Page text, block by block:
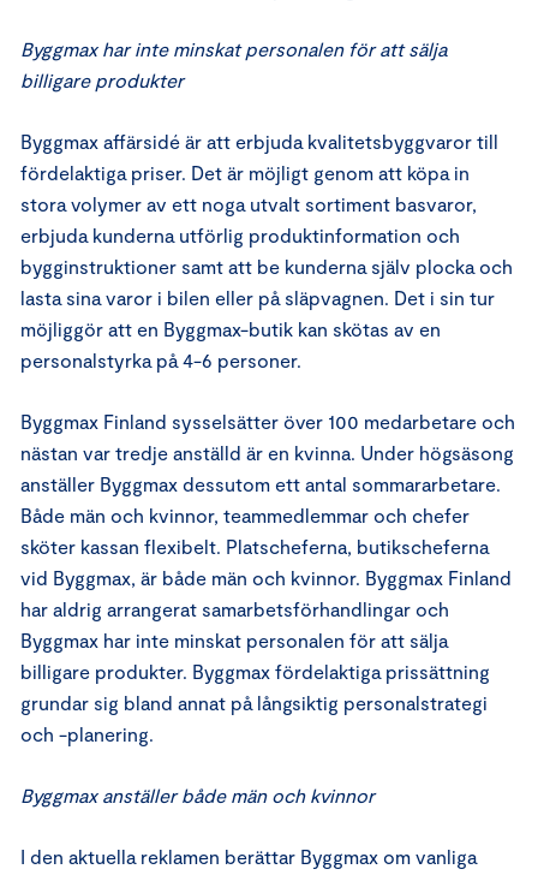
Byggmax har inte minskat personalen för att sälja
billigare produkter
Byggmax affärsidé är att erbjuda kvalitetsbyggvaror till
fördelaktiga priser. Det är möjligt genom att köpa in
stora volymer av ett noga utvalt sortiment basvaror,
erbjuda kunderna utförlig produktinformation och
bygginstruktioner samt att be kunderna själv plocka och
lasta sina varor i bilen eller på släpvagnen. Det i sin tur
möjliggör att en Byggmax-butik kan skötas av en
personalstyrka på 4-6 personer.
Byggmax Finland sysselsätter över 100 medarbetare och
nästan var tredje anställd är en kvinna. Under högsäsong
anställer Byggmax dessutom ett antal sommararbetare.
Både män och kvinnor, teammedlemmar och chefer
sköter kassan flexibelt. Platscheferna, butikscheferna
vid Byggmax, är både män och kvinnor. Byggmax Finland
har aldrig arrangerat samarbetsförhandlingar och
Byggmax har inte minskat personalen för att sälja
billigare produkter. Byggmax fördelaktiga prissättning
grundar sig bland annat på långsiktig personalstrategi
och -planering.
Byggmax anställer både män och kvinnor
I den aktuella reklamen berättar Byggmax om vanliga